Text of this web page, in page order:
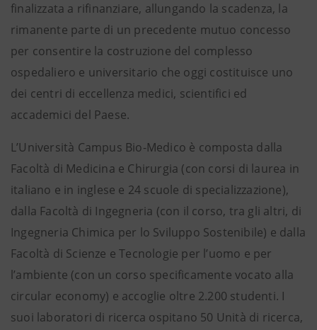
finalizzata a rifinanziare, allungando la scadenza, la
rimanente parte di un precedente mutuo concesso
per consentire la costruzione del complesso
ospedaliero e universitario che oggi costituisce uno
dei centri di eccellenza medici, scientifici ed
accademici del Paese.
L’Università Campus Bio-Medico è composta dalla
Facoltà di Medicina e Chirurgia (con corsi di laurea in
italiano e in inglese e 24 scuole di specializzazione),
dalla Facoltà di Ingegneria (con il corso, tra gli altri, di
Ingegneria Chimica per lo Sviluppo Sostenibile) e dalla
Facoltà di Scienze e Tecnologie per l’uomo e per
l’ambiente (con un corso specificamente vocato alla
circular economy) e accoglie oltre 2.200 studenti. I
suoi laboratori di ricerca ospitano 50 Unità di ricerca,